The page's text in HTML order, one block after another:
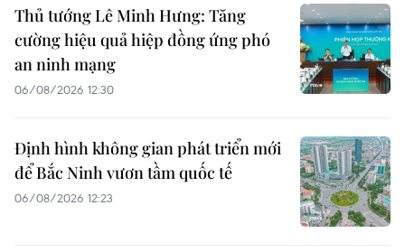
Thủ tướng Lê Minh Hưng: Tăng
cường hiệu quả hiệp đồng ứng phó
an ninh mạng
06/08/2026 12:30
Định hình không gian phát triển mới
để Bắc Ninh vươn tầm quốc tế
06/08/2026 12:23